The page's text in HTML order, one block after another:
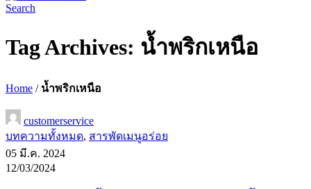
Search
Tag Archives: น้ำพริกเหนือ
Home / น้ำพริกเหนือ
customerservice
บทความทั้งหมด, สารพัดเมนูอร่อย
05 มี.ค. 2024
12/03/2024